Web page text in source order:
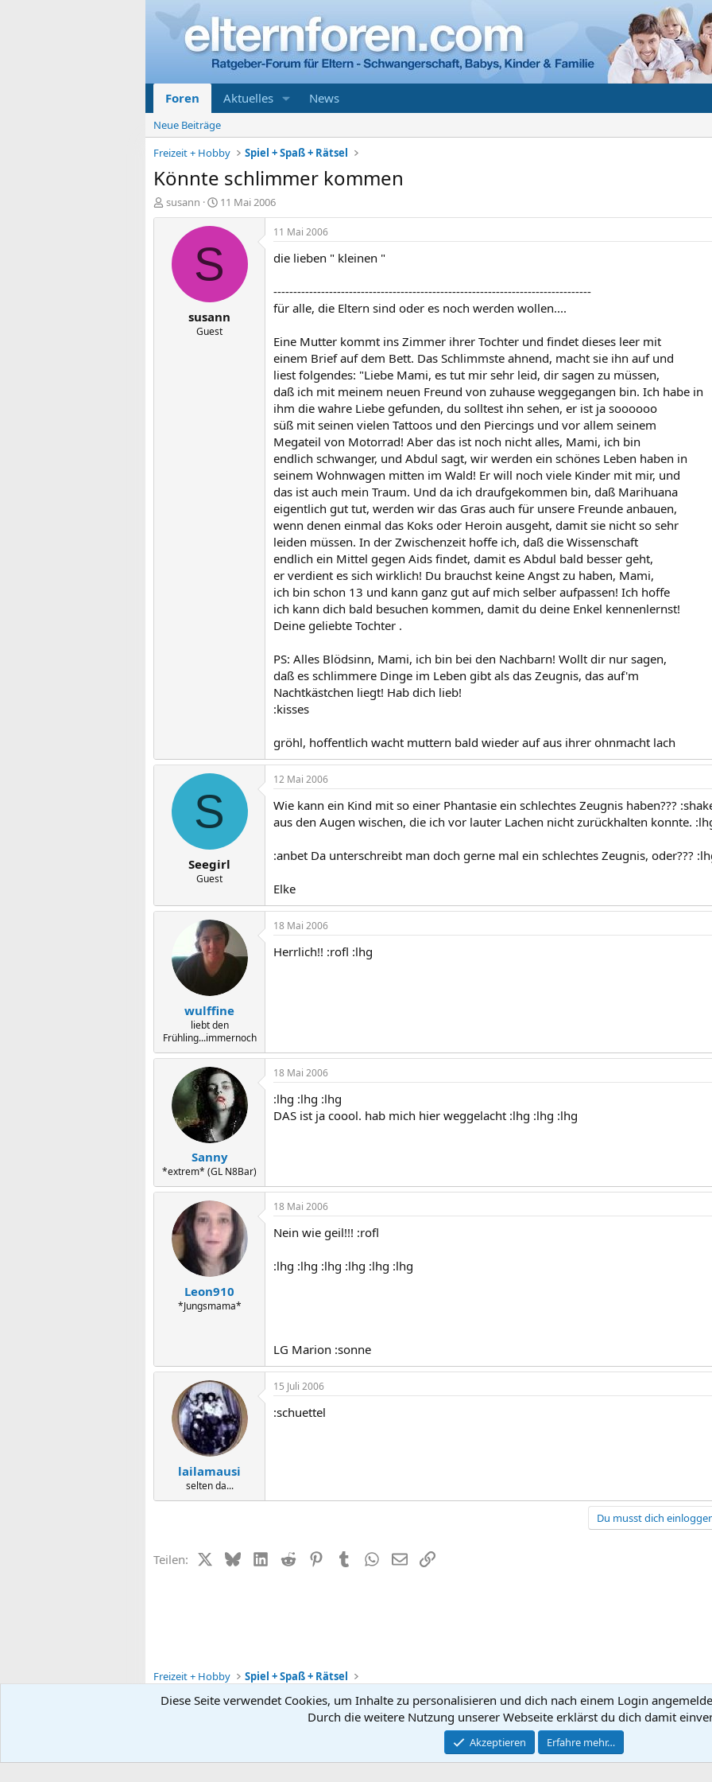
Foren Aktuelles News
Neue Beiträge
Freizeit + Hobby
Spiel + Spaß + Rätsel
Könnte schlimmer kommen
E
r
susann
E
r
s
e
l
t
a
m
11 Mai 2006
S
susann
Guest
11 Mai 2006
die lieben " kleinen "
--------------------------------------------------------------------------------
für alle, die Eltern sind oder es noch werden wollen....
Eine Mutter kommt ins Zimmer ihrer Tochter und findet dieses leer mit
einem Brief auf dem Bett. Das Schlimmste ahnend, macht sie ihn auf und
liest folgendes: "Liebe Mami, es tut mir sehr leid, dir sagen zu müssen,
daß ich mit meinem neuen Freund von zuhause weggegangen bin. Ich habe in
ihm die wahre Liebe gefunden, du solltest ihn sehen, er ist ja soooooo
süß mit seinen vielen Tattoos und den Piercings und vor allem seinem
Megateil von Motorrad! Aber das ist noch nicht alles, Mami, ich bin
endlich schwanger, und Abdul sagt, wir werden ein schönes Leben haben in
seinem Wohnwagen mitten im Wald! Er will noch viele Kinder mit mir, und
das ist auch mein Traum. Und da ich draufgekommen bin, daß Marihuana
eigentlich gut tut, werden wir das Gras auch für unsere Freunde anbauen,
wenn denen einmal das Koks oder Heroin ausgeht, damit sie nicht so sehr
leiden müssen. In der Zwischenzeit hoffe ich, daß die Wissenschaft
endlich ein Mittel gegen Aids findet, damit es Abdul bald besser geht,
er verdient es sich wirklich! Du brauchst keine Angst zu haben, Mami,
ich bin schon 13 und kann ganz gut auf mich selber aufpassen! Ich hoffe
ich kann dich bald besuchen kommen, damit du deine Enkel kennenlernst!
Deine geliebte Tochter .
PS: Alles Blödsinn, Mami, ich bin bei den Nachbarn! Wollt dir nur sagen,
daß es schlimmere Dinge im Leben gibt als das Zeugnis, das auf'm
Nachtkästchen liegt! Hab dich lieb!
:kisses
gröhl, hoffentlich wacht muttern bald wieder auf aus ihrer ohnmacht lach
S
Seegirl
Guest
12 Mai 2006
Wie kann ein Kind mit so einer Phantasie ein schlechtes Zeugnis haben???
aus den Augen wischen, die ich vor lauter Lachen nicht zurückhalten konnte.
:anbet Da unterschreibt man doch gerne mal ein schlechtes Zeugnis, oder???
Elke
wulffine
liebt den
Frühling...immernoch
18 Mai 2006
Herrlich!! :rofl :lhg
Sanny
*extrem* (GL N8Bar)
18 Mai 2006
:lhg :lhg :lhg
DAS ist ja coool. hab mich hier weggelacht :lhg :lhg :lhg
Leon910
*Jungsmama*
18 Mai 2006
Nein wie geil!!! :rofl
:lhg :lhg :lhg :lhg :lhg :lhg
LG Marion :sonne
lailamausi
selten da...
15 Juli 2006
:schuettel
Du musst dich
Teilen: X (Twitter)
BlueskyLinkedIn
Reddit PinterestTumblrWhatsApp
E-MailLink
Freizeit + Hobby Spiel + Spaß + Rätsel
Kontakt
Community platform by XenForo ® © 2010-2026 XenForo Ltd.
Diese Seite verwendet Cookies, um Inhalte zu personalisieren und dich nach einem Login
Durch die weitere Nutzung unserer Webseite erklärst du dich damit
Akzeptieren Erfahre mehr…